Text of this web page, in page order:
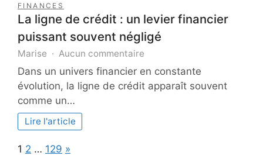
FINANCES
La ligne de crédit : un levier financier
puissant souvent négligé
Marise Aucun commentaire
ligne
de
Dans un univers financier en constante
évolution, la ligne de crédit apparaît souvent
comme un…
Lire l'article
Page:
1 2 … 129 Next
»